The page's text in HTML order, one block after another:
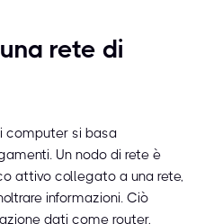
rete di
computer si basa
Un nodo di rete è
attivo collegato a una rete,
informazioni. Ciò
dati come router,